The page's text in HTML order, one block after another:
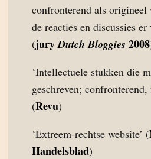
confronterend als
de reacties en discussies er
(juryDutch Bloggies 2008
‘Intellectuele stukken die
geschreven; confronterend,
(Revu)
‘Extreem-rechtse website’ (
Handelsblad)